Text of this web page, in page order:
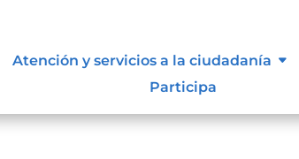
Atención y servicios a la ciudadanía
Participa